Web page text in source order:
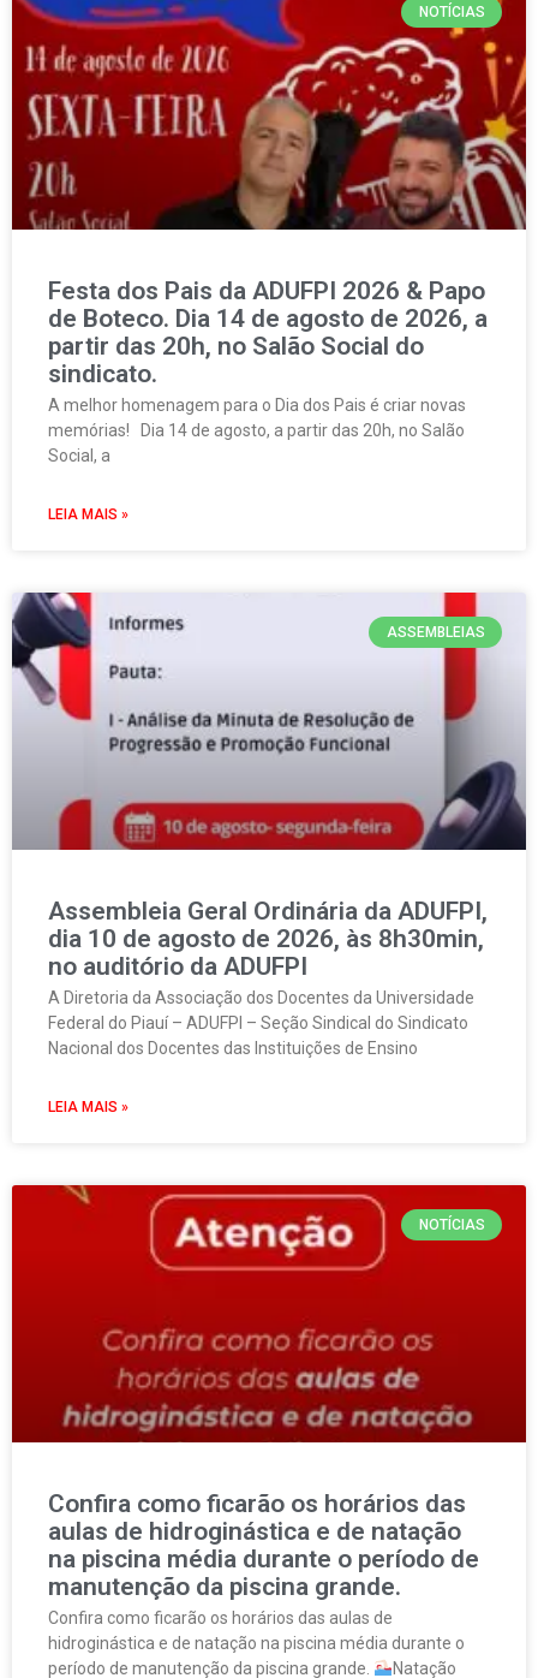
NOTÍCIAS
Festa dos Pais da ADUFPI 2026 & Papo
de Boteco. Dia 14 de agosto de 2026, a
partir das 20h, no Salão Social do
sindicato.
A melhor homenagem para o Dia dos Pais é criar novas
memórias! Dia 14 de agosto, a partir das 20h, no Salão
Social, a
LEIA MAIS »
ASSEMBLEIAS
Assembleia Geral Ordinária da ADUFPI,
dia 10 de agosto de 2026, às 8h30min,
no auditório da ADUFPI
A Diretoria da Associação dos Docentes da Universidade
Federal do Piauí – ADUFPI – Seção Sindical do Sindicato
Nacional dos Docentes das Instituições de Ensino
LEIA MAIS »
NOTÍCIAS
Confira como ficarão os horários das
aulas de hidroginástica e de natação
na piscina média durante o período de
manutenção da piscina grande.
Confira como ficarão os horários das aulas de
hidroginástica e de natação na piscina média durante o
período de manutenção da piscina grande.
Natação